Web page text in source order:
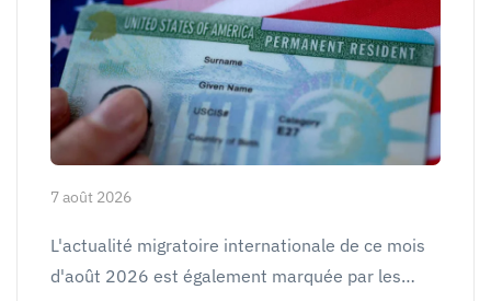
7 août 2026
L'actualité migratoire internationale de ce mois
d'août 2026 est également marquée par les…